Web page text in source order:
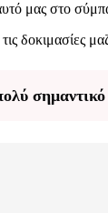
μας στο
δοκιμασίες